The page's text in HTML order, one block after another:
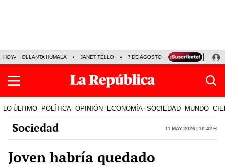
HOY OLLANTA HUMALA JANET TELLO 7 DE AGOSTO TINKA RESULTADOS
LO ÚLTIMO POLÍTICA OPINIÓN ECONOMÍA SOCIEDAD MUNDO
Sociedad 11 May 2026 | 10:42 h
Joven habría quedado